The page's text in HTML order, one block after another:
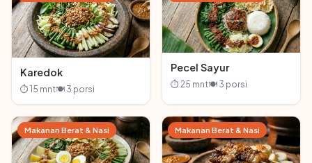
Karedok
⏱ 15 mnt🍽 3 porsi
Pecel Sayur
⏱ 25 mnt🍽 3 porsi
Makanan Berat & Nasi Makanan Berat & Nasi